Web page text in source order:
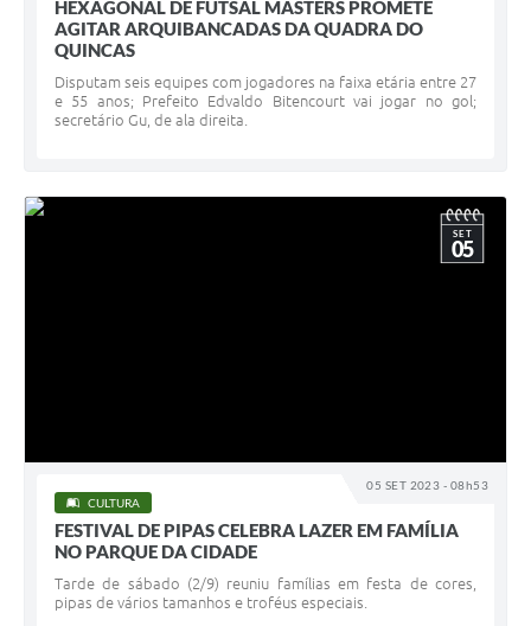
HEXAGONAL DE FUTSAL MASTERS PROMETE
AGITAR ARQUIBANCADAS DA QUADRA DO
QUINCAS
Disputam seis equipes com jogadores na faixa etária entre 27
e 55 anos; Prefeito Edvaldo Bitencourt vai jogar no gol;
secretário Gu, de ala direita.
05 SET 2023 - 08h53
SET
05
CULTURA
FESTIVAL DE PIPAS CELEBRA LAZER EM FAMÍLIA
NO PARQUE DA CIDADE
Tarde de sábado (2/9) reuniu famílias em festa de cores,
pipas de vários tamanhos e troféus especiais.